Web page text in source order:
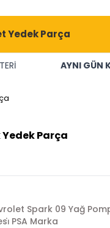
Yedek Parça
AYNI GÜN
Yedek Parça
Spark 09 Yağ
PSA Marka